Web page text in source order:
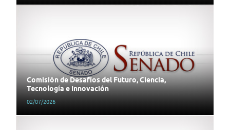
Comisión de Desafíos del Futuro, Ciencia,
Tecnología e Innovación
02/07/2026